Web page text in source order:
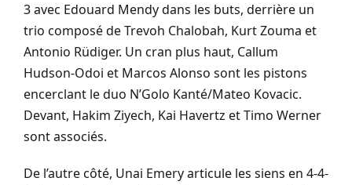
3 avec Edouard Mendy dans les buts, derrière un
trio composé de Trevoh Chalobah, Kurt Zouma et
Antonio Rüdiger. Un cran plus haut, Callum
Hudson-Odoi et Marcos Alonso sont les pistons
encerclant le duo N’Golo Kanté/Mateo Kovacic.
Devant, Hakim Ziyech, Kai Havertz et Timo Werner
sont associés.
De l’autre côté, Unai Emery articule les siens en 4-4-